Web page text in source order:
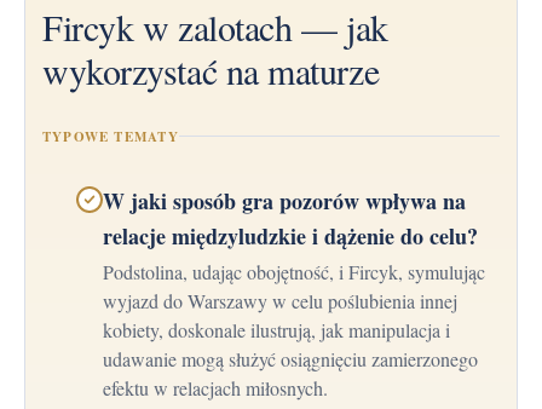
Fircyk w zalotach — jak
wykorzystać na maturze
TYPOWE TEMATY
W jaki sposób gra pozorów wpływa na
relacje międzyludzkie i dążenie do celu?
Podstolina, udając obojętność, i Fircyk, symulując
wyjazd do Warszawy w celu poślubienia innej
kobiety, doskonale ilustrują, jak manipulacja i
udawanie mogą służyć osiągnięciu zamierzonego
efektu w relacjach miłosnych.